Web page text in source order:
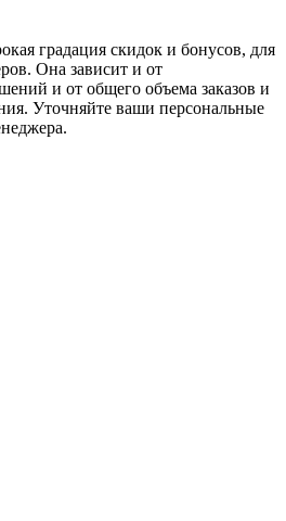
градация скидок и бонусов, для
Она зависит и от
и от общего объема заказов и
Уточняйте ваши персональные